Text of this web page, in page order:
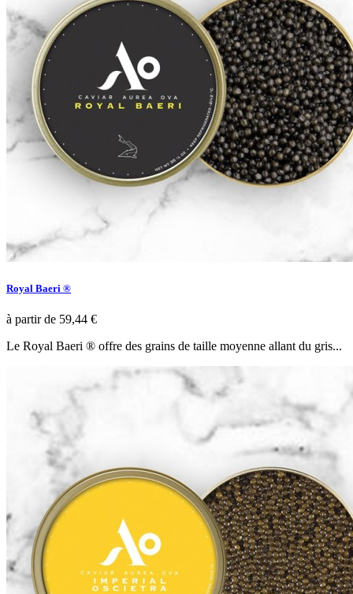
Royal Baeri ®
à partir de 59,44 €
Le Royal Baeri ® offre des grains de taille moyenne allant du gris...